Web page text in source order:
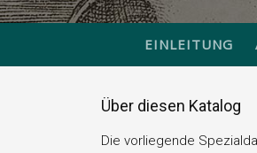
EINLEITUNG
Über diesen Katalog
Die vorliegende